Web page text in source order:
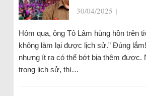
30/04/2025 |
Hôm qua, ông Tô Lâm hùng hồn trên
không làm lại được lịch sử.” Đúng
nhưng ít ra có thể bớt bịa thêm được.
trọng lịch sử, thì…